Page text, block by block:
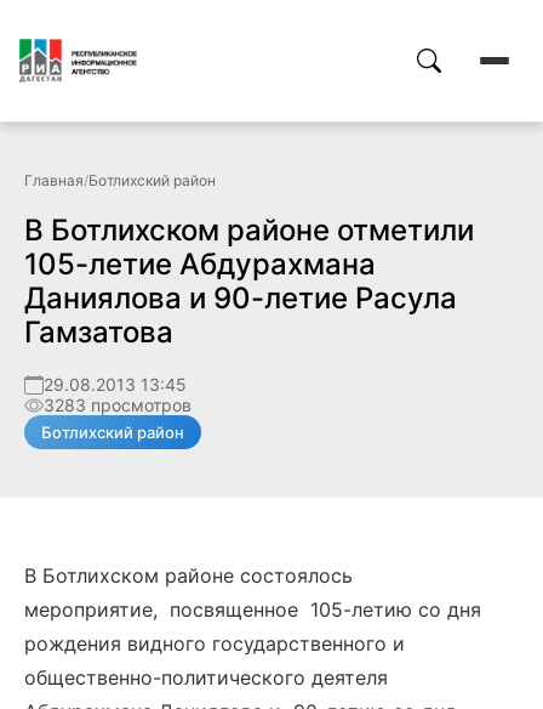
Главная/Ботлихский район
В Ботлихском районе отметили
105-летие Абдурахмана
Даниялова и 90-летие Расула
Гамзатова
29.08.2013 13:45
3283 просмотров
Ботлихский район
В Ботлихском районе состоялось
мероприятие, посвященное 105-летию со дня
рождения видного государственного и
общественно-политического деятеля